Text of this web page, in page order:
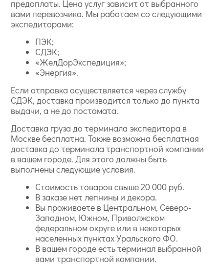
предоплаты. Цена услуг зависит от выбранного
вами перевозчика. Мы работаем со следующими
экспедиторами:
ПЭК;
СДЭК;
«ЖелДорЭкспедиция»;
«Энергия».
Если отправка осуществляется через службу
СДЭК, доставка производится только до пункта
выдачи, а не до постамата.
Доставка груза до терминала экспедитора в
Москве бесплатна. Также возможна бесплатная
доставка до терминала транспортной компании
в вашем городе. Для этого должны быть
выполнены следующие условия.
Стоимость товаров свыше 20 000 руб.
В заказе нет лепнины и декора.
Вы проживаете в Центральном, Северо-
Западном, Южном, Приволжском
федеральном округе или в некоторых
населенных пунктах Уральского ФО.
В вашем городе есть терминал выбранной
вами транспортной компании.